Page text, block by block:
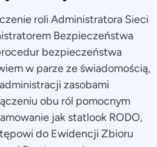
roli Administratora Sieci
Bezpieczeństwa
bezpieczeństwa
w parze ze świadomością,
zasobami
obu ról pomocnym
jak statlook RODO,
do Ewidencji Zbioru